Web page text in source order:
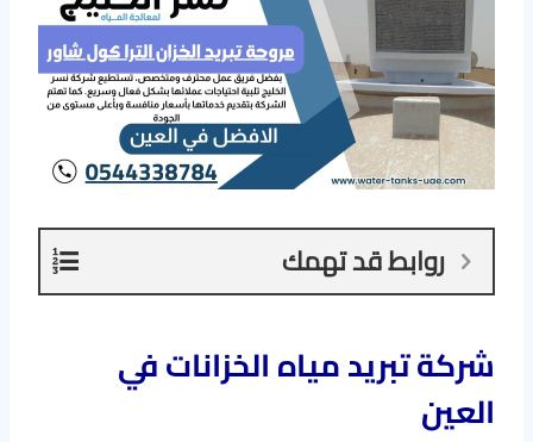
روابط قد تهمك
شركة تبريد مياه الخزانات في
العين